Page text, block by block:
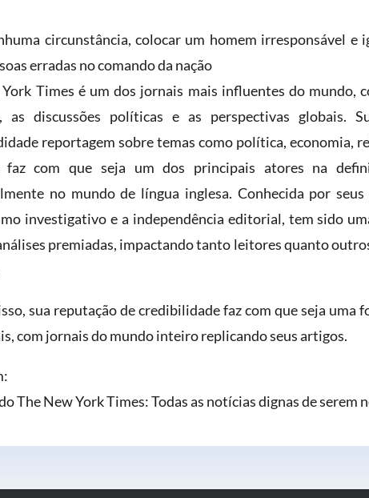
circunstância, colocar um homem irresponsável e
erradas no comando da nação
Times é um dos jornais mais influentes do mundo,
as discussões políticas e as perspectivas globais.
reportagem sobre temas como política, economia,
faz com que seja um dos principais atores na
no mundo de língua inglesa. Conhecida por
investigativo e a independência editorial, tem sido
premiadas, impactando tanto leitores quanto
sua reputação de credibilidade faz com que seja uma
com jornais do mundo inteiro replicando seus artigos.
The New York Times: Todas as notícias dignas de serem